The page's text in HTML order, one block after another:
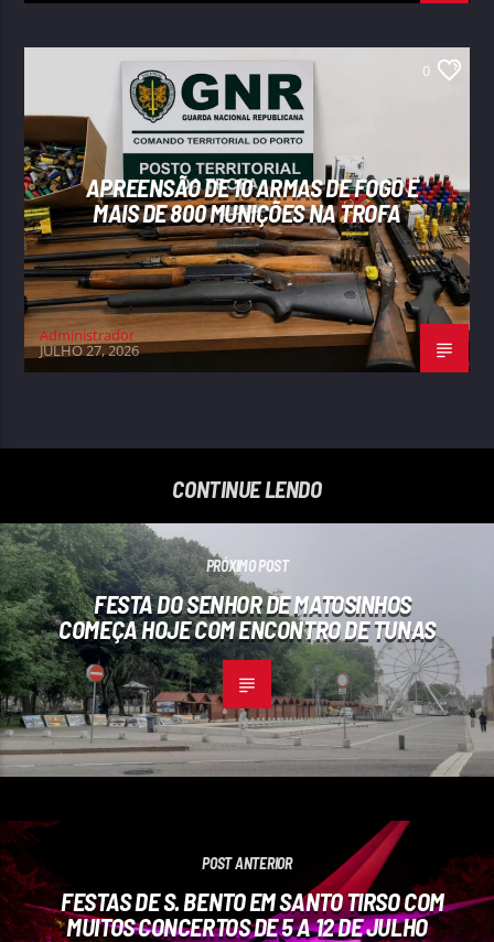
0
APREENSÃO DE 10 ARMAS DE FOGO E
MAIS DE 800 MUNIÇÕES NA TROFA
Administrador
JULHO 27, 2026
CONTINUE LENDO
PRÓXIMO POST
FESTA DO SENHOR DE MATOSINHOS
COMEÇA HOJE COM ENCONTRO DE TUNAS
POST ANTERIOR
FESTAS DE S. BENTO EM SANTO TIRSO COM
MUITOS CONCERTOS DE 5 A 12 DE JULHO